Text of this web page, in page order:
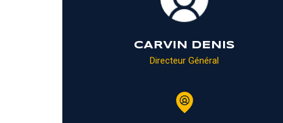
CARVIN DENIS
Directeur Général